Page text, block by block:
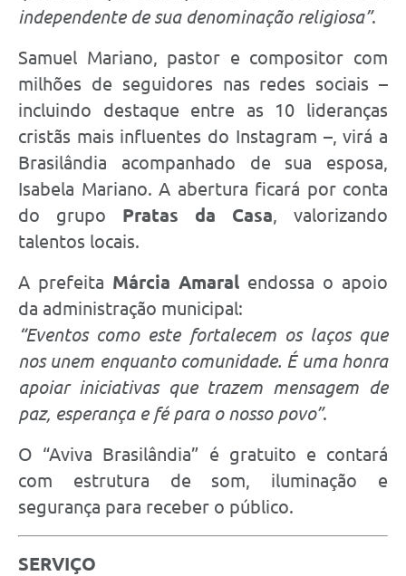
independente de sua denominação religiosa”.
Samuel Mariano, pastor e compositor com
milhões de seguidores nas redes sociais –
incluindo destaque entre as 10 lideranças
cristãs mais influentes do Instagram –, virá a
Brasilândia acompanhado de sua esposa,
Isabela Mariano. A abertura ficará por conta
do grupo Pratas da Casa, valorizando
talentos locais.
A prefeita Márcia Amaral endossa o apoio
da administração municipal:
“Eventos como este fortalecem os laços que
nos unem enquanto comunidade. É uma honra
apoiar iniciativas que trazem mensagem de
paz, esperança e fé para o nosso povo”.
O “Aviva Brasilândia” é gratuito e contará
com estrutura de som, iluminação e
segurança para receber o público.
SERVIÇO